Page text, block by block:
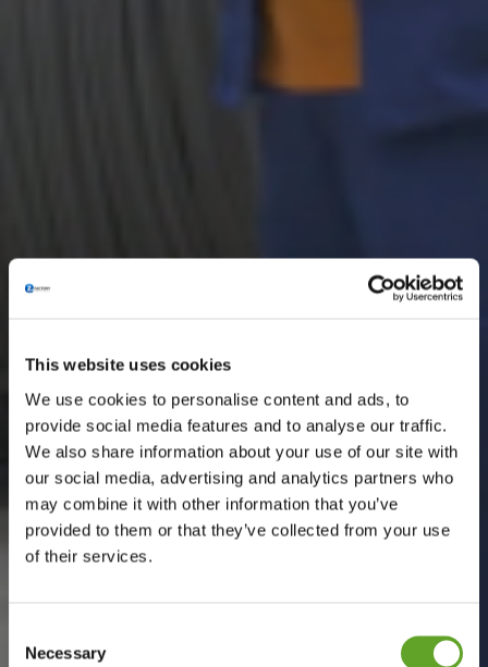
This website uses cookies
We use cookies to personalise content and ads, to
provide social media features and to analyse our traffic.
We also share information about your use of our site with
our social media, advertising and analytics partners who
may combine it with other information that you’ve
provided to them or that they’ve collected from your use
of their services.
Selection
Necessary